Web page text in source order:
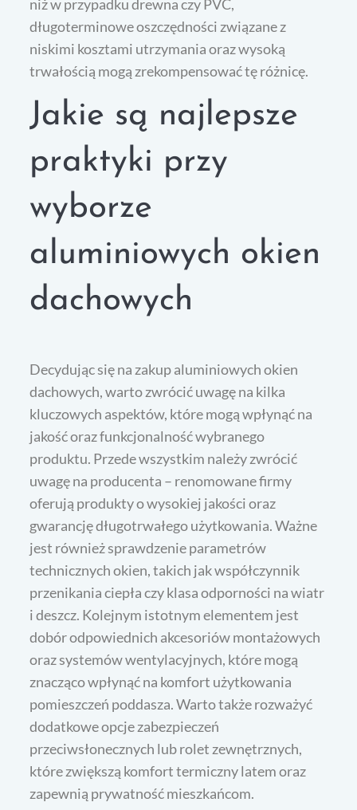
niż w przypadku drewna czy PVC,
długoterminowe oszczędności związane z
niskimi kosztami utrzymania oraz wysoką
trwałością mogą zrekompensować tę różnicę.
Jakie są najlepsze
praktyki przy
wyborze
aluminiowych okien
dachowych
Decydując się na zakup aluminiowych okien
dachowych, warto zwrócić uwagę na kilka
kluczowych aspektów, które mogą wpłynąć na
jakość oraz funkcjonalność wybranego
produktu. Przede wszystkim należy zwrócić
uwagę na producenta – renomowane firmy
oferują produkty o wysokiej jakości oraz
gwarancję długotrwałego użytkowania. Ważne
jest również sprawdzenie parametrów
technicznych okien, takich jak współczynnik
przenikania ciepła czy klasa odporności na wiatr
i deszcz. Kolejnym istotnym elementem jest
dobór odpowiednich akcesoriów montażowych
oraz systemów wentylacyjnych, które mogą
znacząco wpłynąć na komfort użytkowania
pomieszczeń poddasza. Warto także rozważyć
dodatkowe opcje zabezpieczeń
przeciwsłonecznych lub rolet zewnętrznych,
które zwiększą komfort termiczny latem oraz
zapewnią prywatność mieszkańcom.